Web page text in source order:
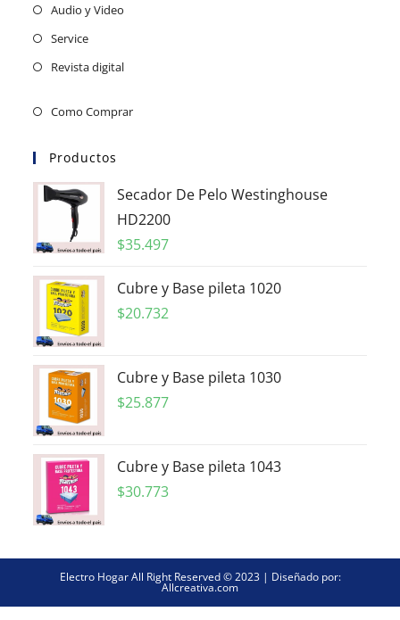
Audio y Video
Service
Revista digital
Como Comprar
Productos
Secador De Pelo Westinghouse
HD2200
$35.497
Cubre y Base pileta 1020
$20.732
Cubre y Base pileta 1030
$25.877
Cubre y Base pileta 1043
$30.773
Electro Hogar All Right Reserved © 2023 | Diseñado por:
Allcreativa.com